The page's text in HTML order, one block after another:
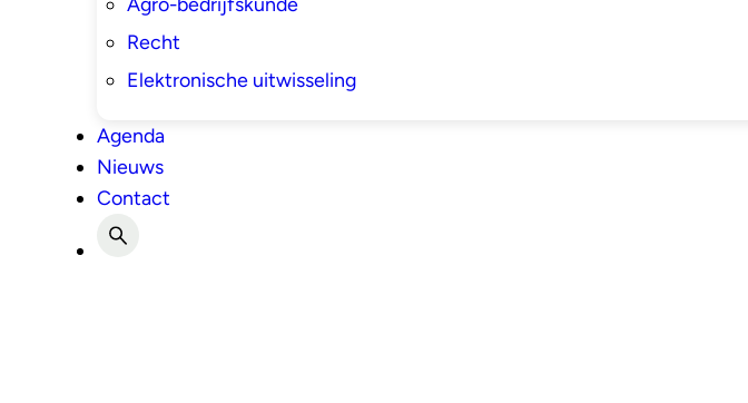
Recht
Elektronische uitwisseling
Agenda
Nieuws
Contact